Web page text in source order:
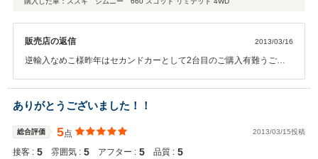
販売店の返信 2013/03/16
逆輸入なめこ様昨年はセカンドカーとして2台目のご購入有難うござ
座いましたらいつでもご相談下さい！ 誠に有難う御座いました。
ありがとうございました！！
総合評価 5点 2013/03/15投稿
接客 : 5 雰囲気 : 5 アフター : 5 品質 : 5